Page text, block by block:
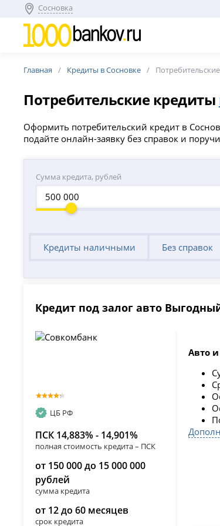
Сосновка
Главная Кредиты в Сосновке
Потребительские кредиты
Оформить потребительский кредит в
подайте онлайн-заявку без справок и
Сумма кредита, рублей
Кредиты наличными Без справок
Кредит под залог авто
ЦБ РФ
ПСК 14,883% - 14,901%
полная стоимость кредита – ПСК
от 150 000 до 15 000 000
рублей
сумма кредита
от 12 до 60 месяцев
срок кредита
Авто